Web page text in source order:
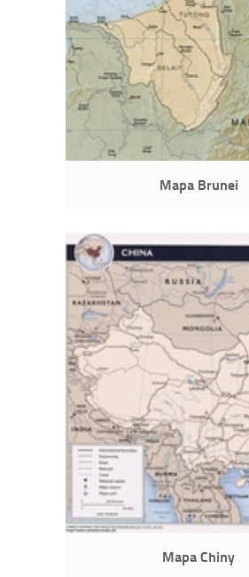
Mapa Brunei
Mapa Chiny